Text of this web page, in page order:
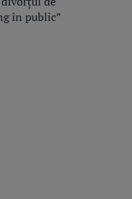
în public”